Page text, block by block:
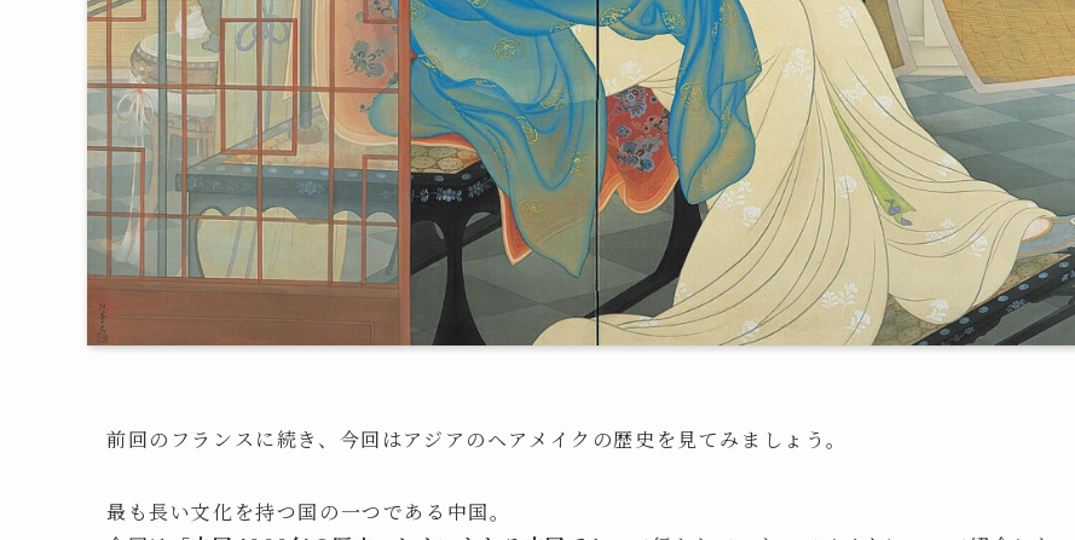
前回のフランスに続き、今回はアジアのヘアメイクの歴史を見てみましょう。
最も長い文化を持つ国の一つである中国。